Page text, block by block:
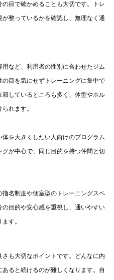
目で確かめることも大切です。トレ
整っているかを確認し、無理なく通
など、利用者の性別に合わせたジム
目を気にせずトレーニングに集中で
しているところも多く、体型やホル
れます。
を大きくしたい人向けのプログラム
が中心で、同じ目的を持つ仲間と切
名制度や個室型のトレーニングスペ
目的や安心感を重視し、通いやすい
す。
も大切なポイントです。どんなに内
ると続けるのが難しくなります。自